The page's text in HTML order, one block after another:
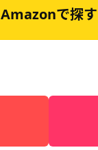
Amazonで探す